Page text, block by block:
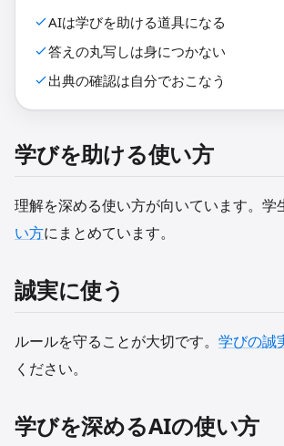
AIは学びを助ける道具になる
答えの丸写しは身につかない
出典の確認は自分でおこなう
学びを助ける使い方
理解を深める使い方が向いています。学
い方にまとめています。
誠実に使う
ルールを守ることが大切です。 学びの誠
ください。
学びを深めるAIの使い方